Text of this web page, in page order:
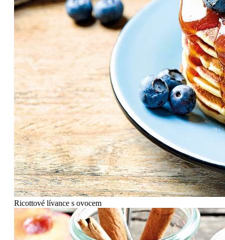
Ricottové lívance s ovocem